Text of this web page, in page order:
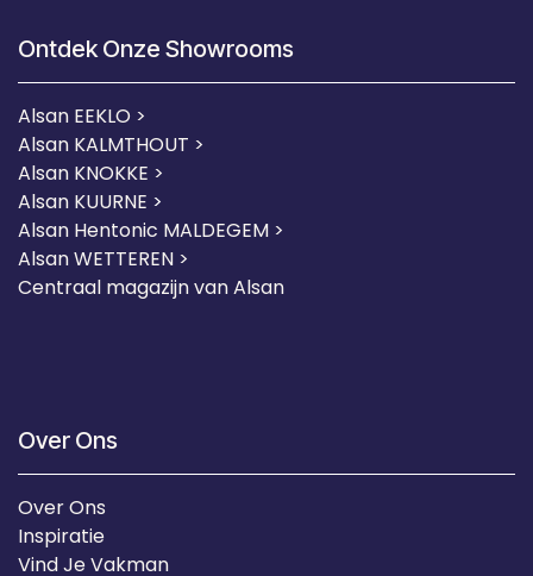
Ontdek Onze Showrooms
Alsan EEKLO >
Alsan KALMTHOUT >
Alsan KNOKKE >
Alsan KUURNE >
Alsan Hentonic MALDEGEM >
Alsan WETTEREN >
Centraal magazijn van Alsan
Over Ons
Over Ons
Inspiratie
Vind Je Vakman